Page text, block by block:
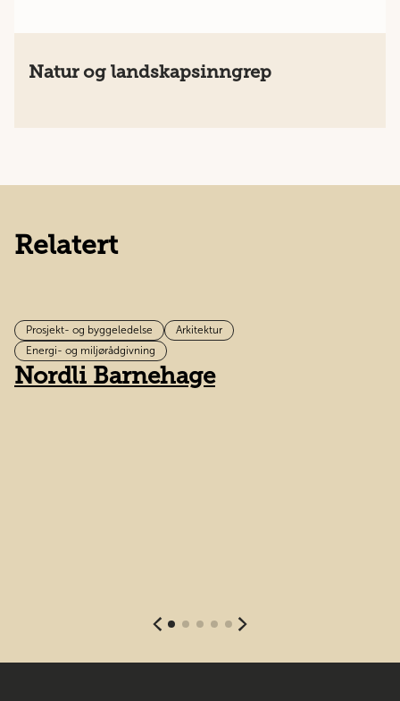
Natur og landskapsinngrep
Relatert
Prosjekt- og byggeledelse
Arkitektur
Energi- og miljørådgivning
Nordli Barnehage